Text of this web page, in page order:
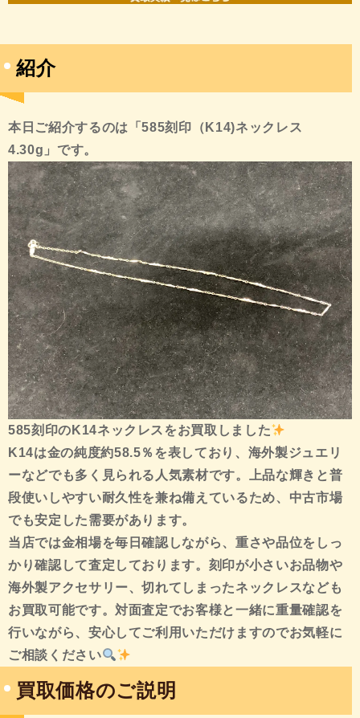
紹介
本日ご紹介するのは「585刻印（K14)ネックレス
4.30g 」です。
585刻印のK14ネックレスをお買取しました
K14は金の純度約58.5％を表しており、海外製ジュエリ
ーなどでも多く見られる人気素材です。上品な輝きと普
段使いしやすい耐久性を兼ね備えているため、中古市場
でも安定した需要があります。
当店では金相場を毎日確認しながら、重さや品位をしっ
かり確認して査定しております。刻印が小さいお品物や
海外製アクセサリー、切れてしまったネックレスなども
お買取可能です。対面査定でお客様と一緒に重量確認を
行いながら、安心してご利用いただけますのでお気軽に
ご相談ください
買取価格のご説明